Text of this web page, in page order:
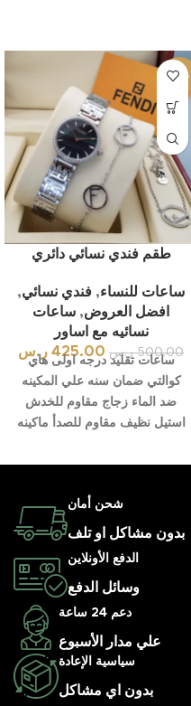
-15%
طقم فندي نسائي دائري
ساعات للنساء, فندي نسائي,
افضل العروض, ساعات
نسائيه مع اساور
500.00 ر.س 425.00 ر.س
ساعات تقليد درجه اولى هاي
كوالتي ضمان سنه علي المكينه
ضد الماء زجاج مقاوم للخدش
استيل نظيف مقاوم للصدأ ماكينه
شحن أمان
بدون مشاكل او تلف
الدفع الأونلاين
وسائل الدفع
دعم 24 ساعة
علي مدار الأسبوع
سياسية الإعادة
بدون اي مشاكل